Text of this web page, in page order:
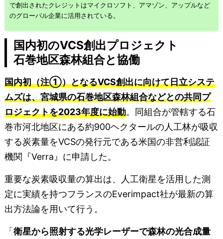
で創出されたクレジットはマイクロソフト、アマゾン、アップルなど
のグローバル企業に活用されている。
国内初のVCS創出プロジェクト
石巻地区森林組合と協働
国内初（注①）となるVCS創出に向けて日立システ
ムズは、宮城県の石巻地区森林組合などとの共同プ
ロジェクトを2023年度に始動。同組合が管轄する石
巻市河北地区にある約900ヘクタールの人工林が吸収
する炭素量をVCSの発行元である米国の非営利認証
機関『Verra』に申請した。
重要な炭素吸収量の算出は、人工衛星を活用した測
定に実績を持つフランスのEverimpact社が最新の算
出方法論を用いて行う。
「衛星から照射する光学レーザーで森林の光合成量